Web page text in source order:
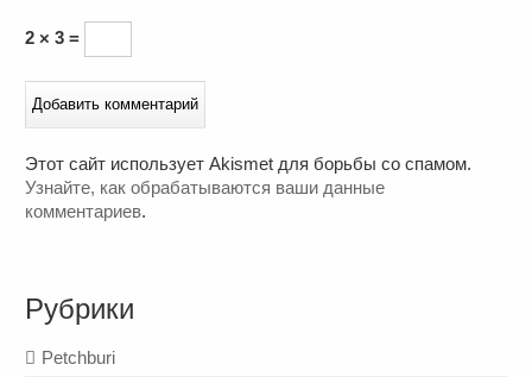
2 × 3 =
Этот сайт использует Akismet для борьбы со спамом.
Узнайте, как обрабатываются ваши данные
комментариев.
Рубрики
Petchburi